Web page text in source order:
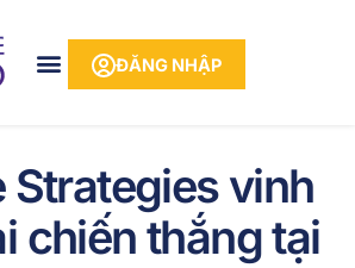
ĐĂNG NHẬP
Strategies vinh
chiến thắng tại